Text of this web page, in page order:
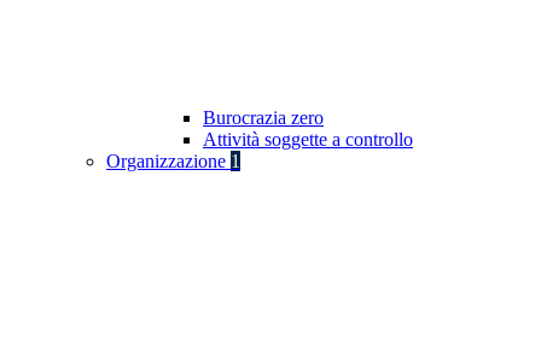
Burocrazia zero
Attività soggette a controllo
Organizzazione 1